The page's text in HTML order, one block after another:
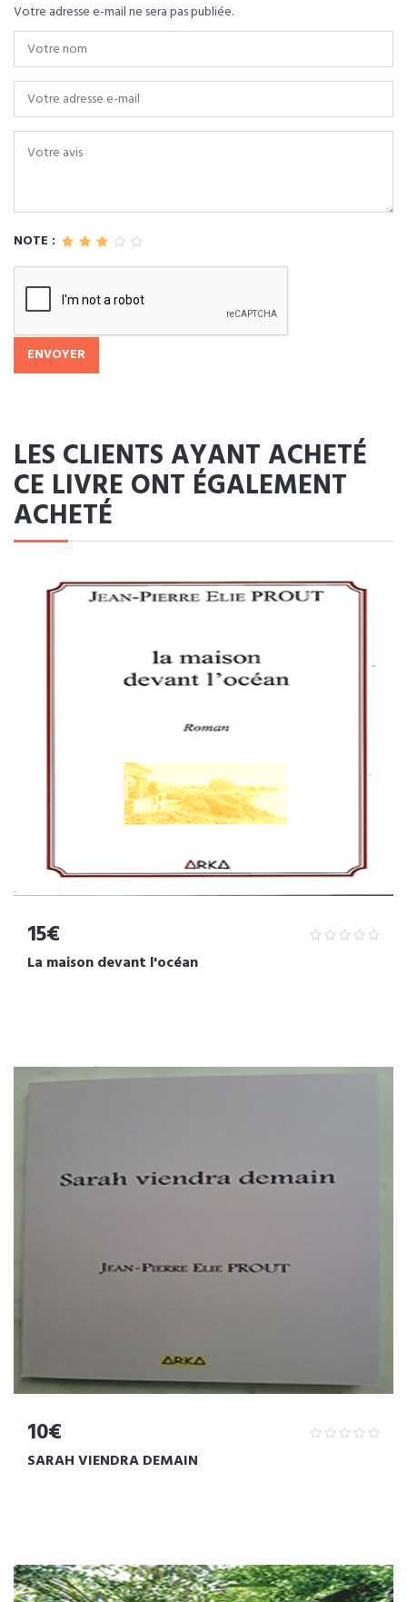
Votre adresse e-mail ne sera pas publiée.
NOTE :
ENVOYER
LES CLIENTS AYANT ACHETÉ
CE LIVRE ONT ÉGALEMENT
ACHETÉ
15€
La maison devant l'océan
10€
SARAH VIENDRA DEMAIN